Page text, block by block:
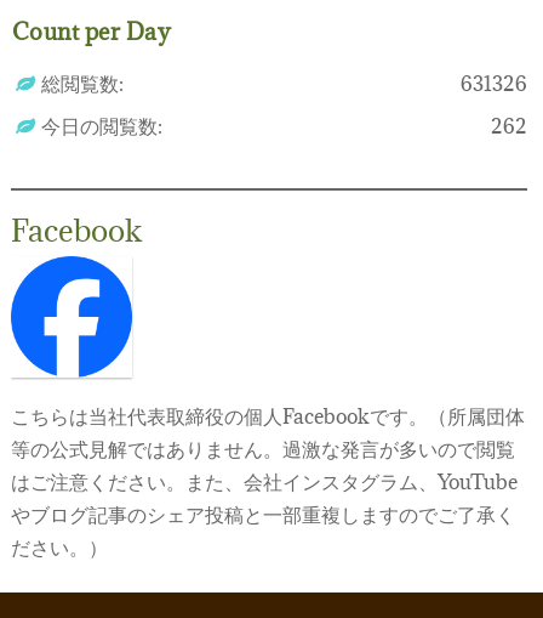
Count per Day
631326
総閲覧数:
262
今日の閲覧数:
Facebook
こちらは当社代表取締役の個人Facebookです。（所属団体
等の公式見解ではありません。過激な発言が多いので閲覧
はご注意ください。また、会社インスタグラム、YouTube
やブログ記事のシェア投稿と一部重複しますのでご了承く
ださい。）